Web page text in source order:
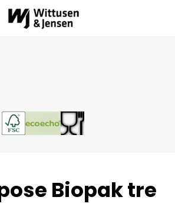
Biopak tre